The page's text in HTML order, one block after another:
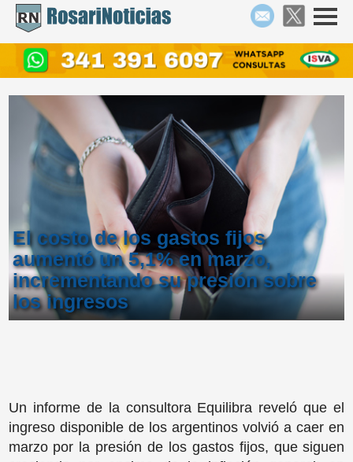
El costo de los gastos fijos
aumentó un 5,1% en marzo,
incrementando su presión sobre
los ingresos
Un informe de la consultora Equilibra reveló que el
ingreso disponible de los argentinos volvió a caer en
marzo por la presión de los gastos fijos, que siguen